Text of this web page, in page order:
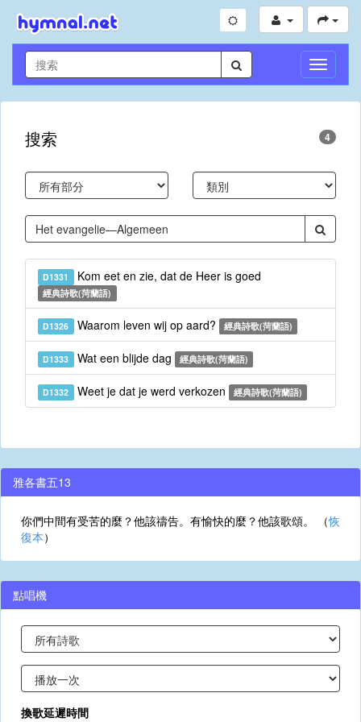
切
換
導
搜索 4
D1331 Kom eet en zie, dat de Heer is goed
經典詩歌(菏蘭語)
D1326 Waarom leven wij op aard? 經典詩歌(菏蘭語)
D1333 Wat een blijde dag 經典詩歌(菏蘭語)
D1332 Weet je dat je werd verkozen 經典詩歌(菏蘭語)
雅各書五13
你們中間有受苦的麼？他該禱告。有愉快的麼？他該歌頌。 （恢
復本）
點唱機
換歌延遲時間